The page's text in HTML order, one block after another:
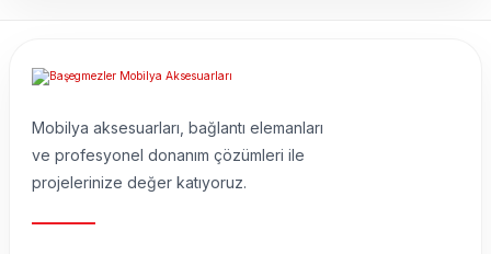
Mobilya aksesuarları, bağlantı elemanları
ve profesyonel donanım çözümleri ile
projelerinize değer katıyoruz.